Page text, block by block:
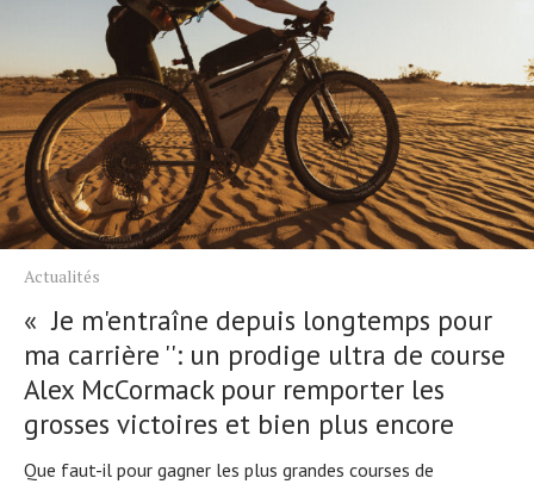
Actualités
« Je m'entraîne depuis longtemps pour
ma carrière '': un prodige ultra de course
Alex McCormack pour remporter les
grosses victoires et bien plus encore
Que faut-il pour gagner les plus grandes courses de